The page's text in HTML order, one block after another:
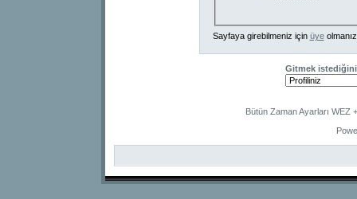
Sayfaya girebilmeniz için üye
Gitmek
Bütün Zaman Ayarları WEZ